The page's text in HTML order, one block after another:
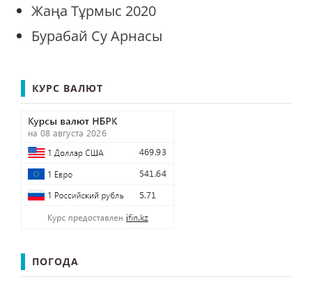
Жаңа Тұрмыс 2020
Бурабай Су Арнасы
КУРС ВАЛЮТ
ПОГОДА